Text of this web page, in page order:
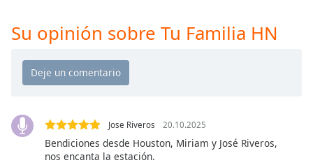
Playback
Chapters
Descriptions
descriptions
Su opinión sobre Tu Familia HN
Jose Riveros 20.10.2025
Bendiciones desde Houston, Miriam y José Riveros,
nos encanta la estación.